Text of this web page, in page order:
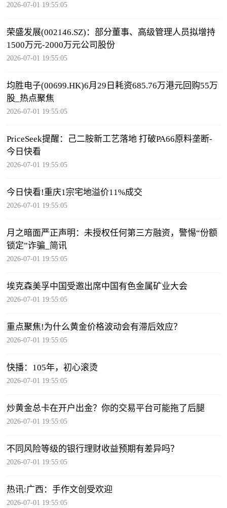
2026-07-01 19:55:05
荣盛发展(002146.SZ)：部分董事、高级管理人员拟增持
1500万元-2000万元公司股份
2026-07-01 19:55:05
均胜电子(00699.HK)6月29日耗资685.76万港元回购55万
股_热点聚焦
2026-07-01 19:55:05
PriceSeek提醒：己二胺新工艺落地 打破PA66原料垄断-
今日快看
2026-07-01 19:55:05
今日快看!重庆1宗宅地溢价11%成交
2026-07-01 19:55:05
月之暗面严正声明：未授权任何第三方融资，警惕“份额
锁定”诈骗_简讯
2026-07-01 19:55:05
埃克森美孚中国受邀出席中国有色金属矿业大会
2026-07-01 19:55:05
重点聚焦!为什么黄金价格波动会有滞后效应？
2026-07-01 19:55:05
快播：105年，初心滚烫
2026-07-01 19:55:05
炒黄金总卡在开户出金？你的交易平台可能拖了后腿
2026-07-01 19:55:05
不同风险等级的银行理财收益预期有差异吗？
2026-07-01 19:55:05
热讯:广西：手作文创受欢迎
2026-07-01 19:55:05